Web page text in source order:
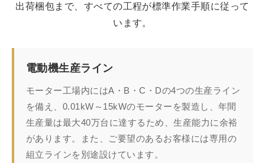
出荷梱包まで、すべての工程が標準作業手順に従って
います。
電動機生産ライン
モーター工場内にはA・B・C・Dの4つの生産ライン
を備え、0.01kW～15kWのモーターを製造し、年間
生産量は最大40万台に達するため、生産能力に余裕
があります。また、ご要望のあるお客様には専用の
組立ラインを別途設けています。